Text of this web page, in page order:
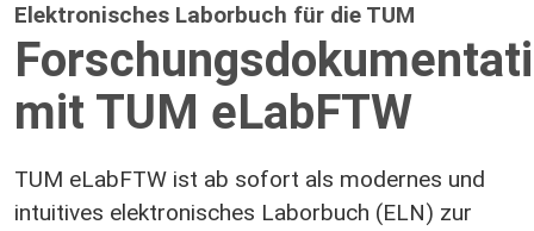
Elektronisches Laborbuch für die TUM
mit TUM eLabFTW
TUM eLabFTW ist ab sofort als modernes und
intuitives elektronisches Laborbuch (ELN) zur